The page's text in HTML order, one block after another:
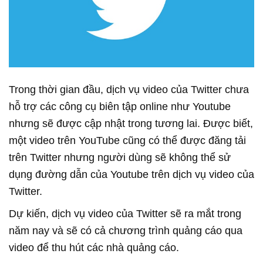
Trong thời gian đầu, dịch vụ video của Twitter chưa
hỗ trợ các công cụ biên tập online như Youtube
nhưng sẽ được cập nhật trong tương lai. Được biết,
một video trên YouTube cũng có thể được đăng tải
trên Twitter nhưng người dùng sẽ không thể sử
dụng đường dẫn của Youtube trên dịch vụ video của
Twitter.
Dự kiến, dịch vụ video của Twitter sẽ ra mắt trong
năm nay và sẽ có cả chương trình quảng cáo qua
video để thu hút các nhà quảng cáo.